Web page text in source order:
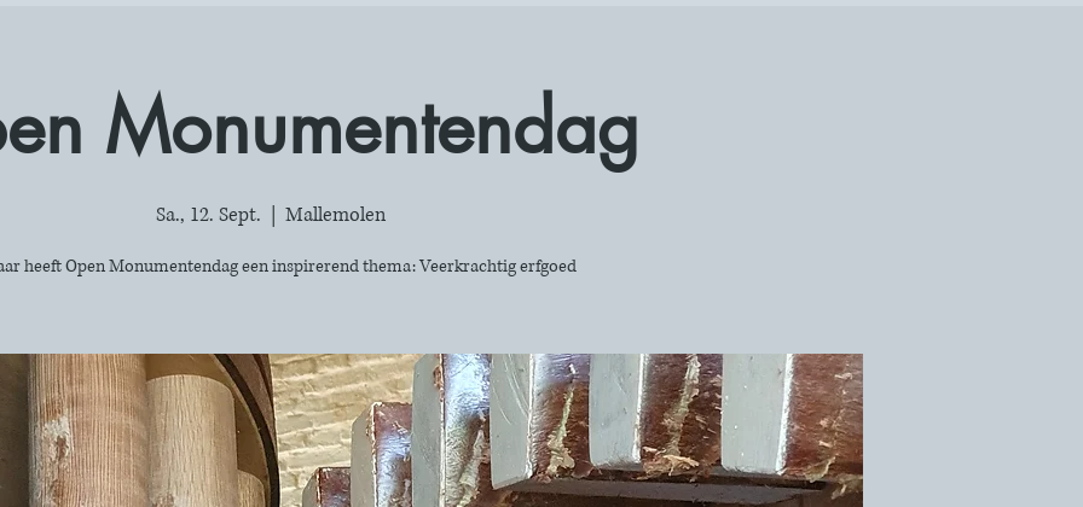
Monumentendag
Sa., 12. Sept. Mallemolen
heeft Open Monumentendag een inspirerend thema: Veerkrachtig erfgoed